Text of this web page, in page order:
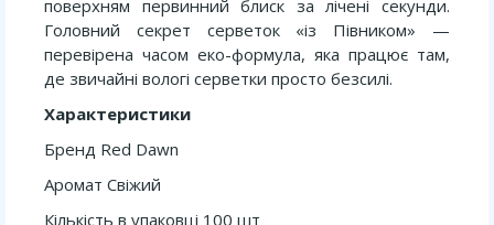
поверхням первинний блиск за лічені секунди.
Головний секрет серветок «із Півником» —
перевірена часом еко-формула, яка працює там,
де звичайні вологі серветки просто безсилі.
Характеристики
Бренд Red Dawn
Аромат Свіжий
Кількість в упаковці 100 шт